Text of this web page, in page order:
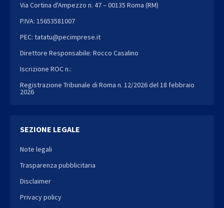
Via Cortina d'Ampezzo n. 47 – 00135 Roma (RM)
P.IVA: 15653581007
PEC: tatatu@pecimprese.it
Direttore Responsabile: Rocco Casalino
Iscrizione ROC n.:
Registrazione Tribunale di Roma n. 12/2026 del 18 febbraio
2026
SEZIONE LEGALE
Note legali
Trasparenza pubblicitaria
Disclaimer
Privacy policy